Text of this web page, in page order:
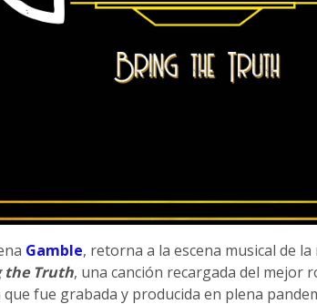
Gamble, retorna a la escena musical de
the Truth, una canción recargada del mejor
que fue grabada y producida en plena